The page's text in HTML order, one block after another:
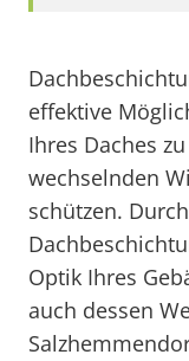
effektive
Ihres Daches
wechselnden
schützen.
Optik Ihres
auch dessen